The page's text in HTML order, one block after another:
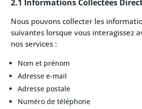
2.1 Informations Collectées
Nous pouvons collecter les
suivantes lorsque vous interagissez
nos services :
Nom et prénom
Adresse e-mail
Adresse postale
Numéro de téléphone